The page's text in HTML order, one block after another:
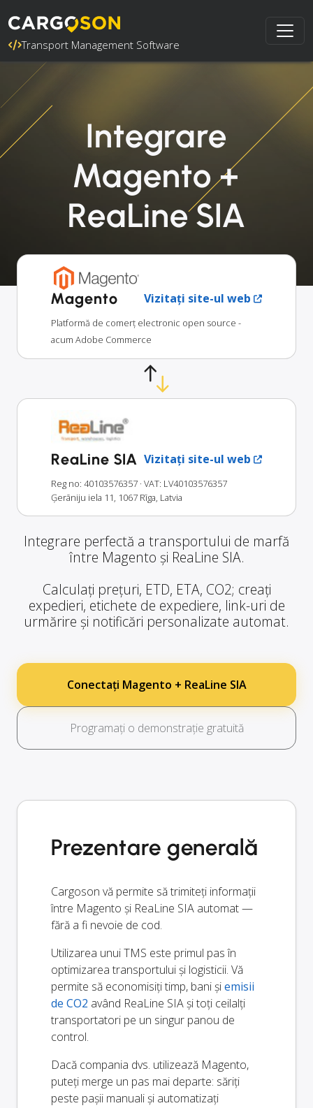
Transport Management Software
Integrare
Magento +
ReaLine SIA
Magento Vizitați site-ul web
Platformă de comerț electronic open source -
acum Adobe Commerce
ReaLine SIA Vizitați site-ul web
Reg no: 40103576357 · VAT: LV40103576357
Ģerāniju iela 11, 1067 Rīga, Latvia
Integrare perfectă a transportului de marfă
între Magento și ReaLine SIA.
Calculați prețuri, ETD, ETA, CO2; creați
expedieri, etichete de expediere, link-uri de
urmărire și notificări personalizate automat.
Conectați Magento + ReaLine SIA
Programați o demonstrație gratuită
Prezentare generală
Cargoson vă permite să trimiteți informații
între Magento și ReaLine SIA automat —
fără a fi nevoie de cod.
Utilizarea unui TMS este primul pas în
optimizarea transportului și logisticii. Vă
permite să economisiți timp, bani șiemisii
de CO2 având ReaLine SIA și toți ceilalți
transportatori pe un singur panou de
control.
Dacă compania dvs. utilizează Magento,
puteți merge un pas mai departe: săriți
peste pașii manuali și automatizați